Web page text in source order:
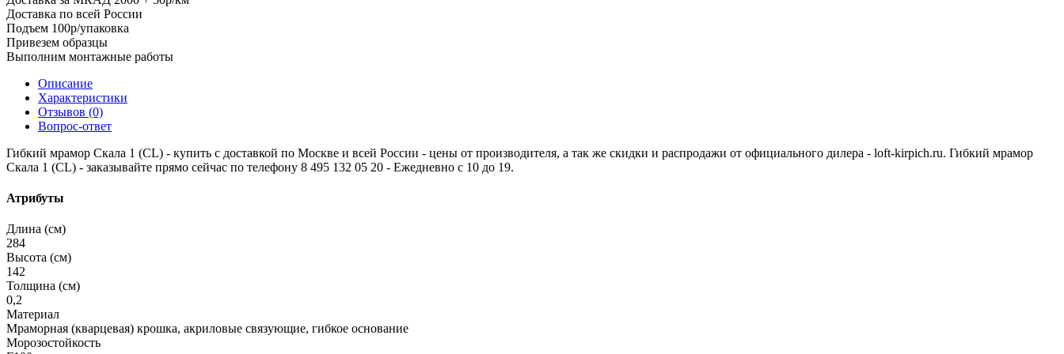
Доставка по всей России
Подъем 100р/упаковка
Привезем образцы
Выполним монтажные работы
Описание
Характеристики
Отзывов (0)
Вопрос-ответ
Гибкий мрамор Скала 1 (CL) - купить с доставкой по Москве и всей России - цены от производителя, а так же скидки и распродажи от официального дилера - loft-kirpich.ru. Гибкий мрамор
Скала 1 (CL) - заказывайте прямо сейчас по телефону 8 495 132 05 20 - Ежедневно с 10 до 19.
Атрибуты
Длина (см)
284
Высота (см)
142
Толщина (см)
0,2
Материал
Мраморная (кварцевая) крошка, акриловые связующие, гибкое основание
Морозостойкость